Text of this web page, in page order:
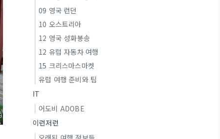
09 영국 런던
10 오스트리아
12 영국 성화봉송
12 유럽 자동차 여행
15 크리스마스마켓
유럽 여행 준비와 팁
IT
어도비 ADOBE
이런저런